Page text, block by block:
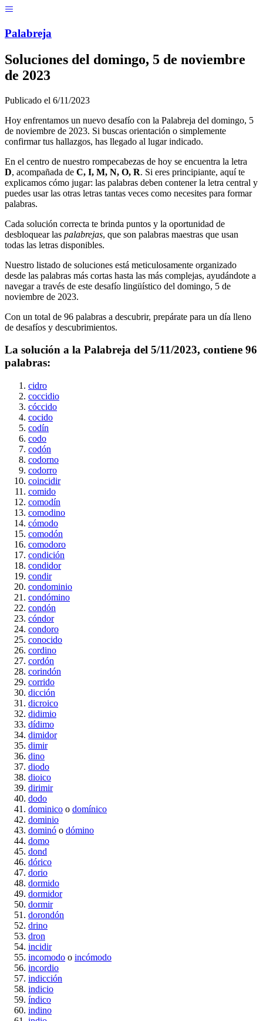
Palabreja
Soluciones del domingo, 5 de noviembre
de 2023
Publicado el 6/11/2023
Hoy enfrentamos un nuevo desafío con la Palabreja del domingo, 5
de noviembre de 2023. Si buscas orientación o simplemente
confirmar tus hallazgos, has llegado al lugar indicado.
En el centro de nuestro rompecabezas de hoy se encuentra la letra
D, acompañada de C, I, M, N, O, R. Si eres principiante, aquí te
explicamos cómo jugar: las palabras deben contener la letra central y
puedes usar las otras letras tantas veces como necesites para formar
palabras.
Cada solución correcta te brinda puntos y la oportunidad de
desbloquear las palabrejas, que son palabras maestras que usan
todas las letras disponibles.
Nuestro listado de soluciones está meticulosamente organizado
desde las palabras más cortas hasta las más complejas, ayudándote a
navegar a través de este desafío lingüístico del domingo, 5 de
noviembre de 2023.
Con un total de 96 palabras a descubrir, prepárate para un día lleno
de desafíos y descubrimientos.
La solución a la Palabreja del 5/11/2023, contiene 96
palabras:
cidro
coccidio
cóccido
cocido
codín
codo
codón
codorno
codorro
coincidir
comido
comodín
comodino
cómodo
comodón
comodoro
condición
condidor
condir
condominio
condómino
condón
cóndor
condoro
conocido
cordino
cordón
corindón
corrido
dicción
dicroico
didimio
dídimo
dimidor
dimir
dino
diodo
dioico
dirimir
dodo
dominico o domínico
dominio
dominó o dómino
domo
dond
dórico
dorio
dormido
dormidor
dormir
dorondón
drino
dron
incidir
incomodo o incómodo
incordio
indicción
indicio
índico
indino